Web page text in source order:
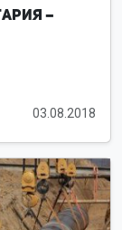
–
03.08.2018